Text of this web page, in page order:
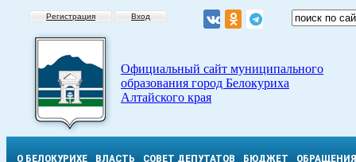
Регистрация Вход
Официальный сайт муниципального
образования город Белокуриха
Алтайского края
О БЕЛОКУРИХЕ ВЛАСТЬ СОВЕТ ДЕПУТАТОВ БЮДЖЕТ ОБРАЩЕНИЯ